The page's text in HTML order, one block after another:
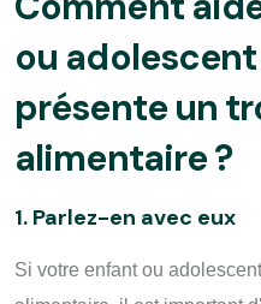
ou
présente un
alimentaire ?
1. Parlez-en avec eux
Si votre enfant ou